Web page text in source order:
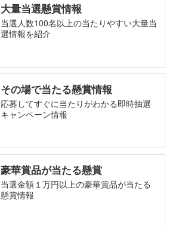
大量当選懸賞情報
当選人数100名以上の当たりやすい大量当
選情報を紹介
その場で当たる懸賞情報
応募してすぐに当たりがわかる即時抽選
キャンペーン情報
豪華賞品が当たる懸賞
当選金額１万円以上の豪華賞品が当たる
懸賞情報